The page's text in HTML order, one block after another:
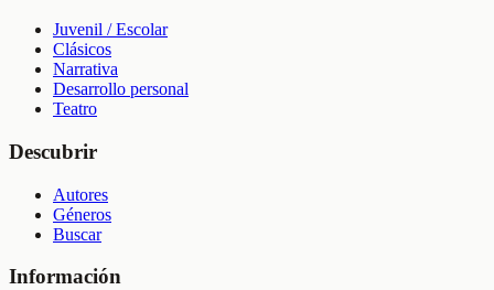
Juvenil / Escolar
Clásicos
Narrativa
Desarrollo personal
Teatro
Descubrir
Autores
Géneros
Buscar
Información